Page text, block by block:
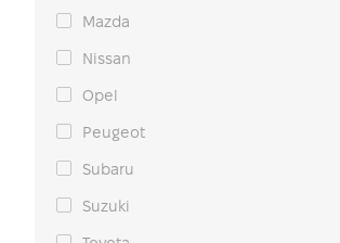
Mazda
Nissan
Opel
Peugeot
Subaru
Suzuki